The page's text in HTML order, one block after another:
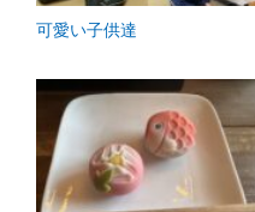
可愛い子供達